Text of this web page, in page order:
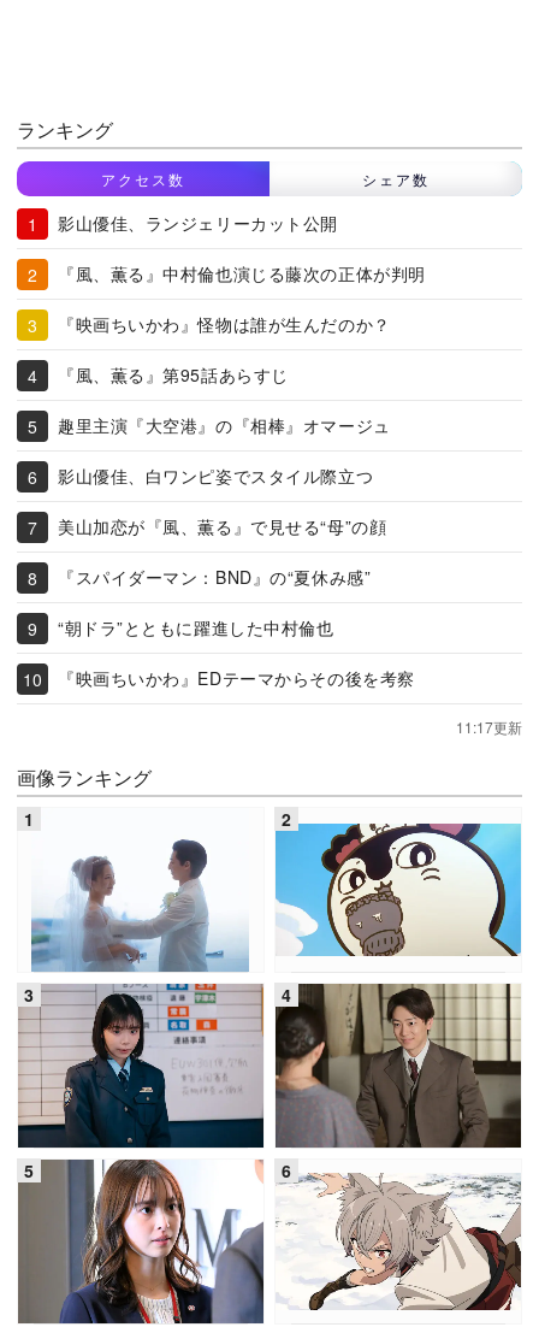
ランキング
アクセス数 シェア数
影山優佳、ランジェリーカット公開
『風、薫る』中村倫也演じる藤次の正体が判明
『映画ちいかわ』怪物は誰が生んだのか？
『風、薫る』第95話あらすじ
趣里主演『大空港』の『相棒』オマージュ
影山優佳、白ワンピ姿でスタイル際立つ
美山加恋が『風、薫る』で見せる“母”の顔
『スパイダーマン：BND』の“夏休み感”
“朝ドラ”とともに躍進した中村倫也
『映画ちいかわ』EDテーマからその後を考察
11:17更新
画像ランキング